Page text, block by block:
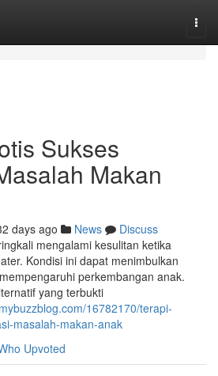
Sukses
Makan
days ago News
Discuss
mengalami kesulitan ketika
Kondisi ini dapat menimbulkan
perkembangan anak.
yang terbukti
16782170/terapi-
masalah-makan-anak
Upvoted